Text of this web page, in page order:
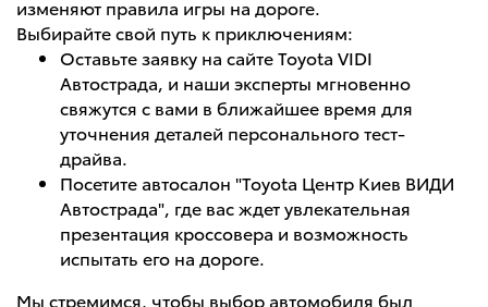
изменяют правила игры на дороге.
Выбирайте свой путь к приключениям:
Оставьте заявку на сайте Toyota VIDI
Автострада, и наши эксперты мгновенно
свяжутся с вами в ближайшее время для
уточнения деталей персонального тест-
драйва.
Посетите автосалон "Toyota Центр Киев ВИДИ
Автострада", где вас ждет увлекательная
презентация кроссовера и возможность
испытать его на дороге.
Мы стремимся, чтобы выбор автомобиля был